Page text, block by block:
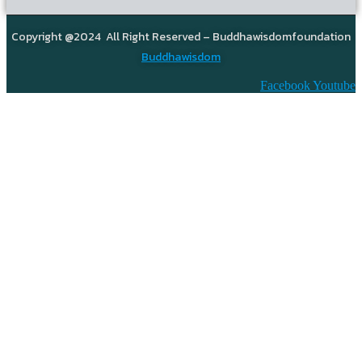
Copyright @2024 All Right Reserved – Buddhawisdomfoundation
Buddhawisdom
FacebookYoutube